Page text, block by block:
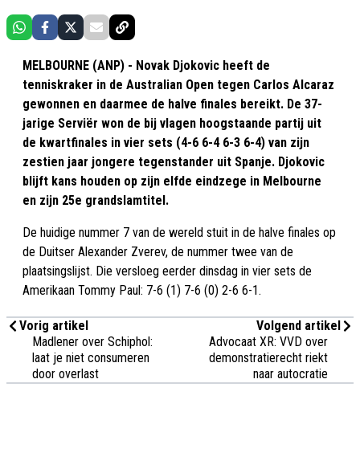
MELBOURNE (ANP) - Novak Djokovic heeft de
tenniskraker in de Australian Open tegen Carlos Alcaraz
gewonnen en daarmee de halve finales bereikt. De 37-
jarige Serviër won de bij vlagen hoogstaande partij uit
de kwartfinales in vier sets (4-6 6-4 6-3 6-4) van zijn
zestien jaar jongere tegenstander uit Spanje. Djokovic
blijft kans houden op zijn elfde eindzege in Melbourne
en zijn 25e grandslamtitel.
De huidige nummer 7 van de wereld stuit in de halve finales op
de Duitser Alexander Zverev, de nummer twee van de
plaatsingslijst. Die versloeg eerder dinsdag in vier sets de
Amerikaan Tommy Paul: 7-6 (1) 7-6 (0) 2-6 6-1.
Vorig artikel
Madlener over Schiphol:
laat je niet consumeren
door overlast
Volgend artikel
Advocaat XR: VVD over
demonstratierecht riekt
naar autocratie